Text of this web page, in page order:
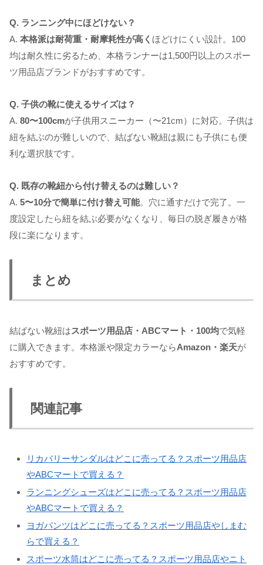
Q. ランニング中にほどけない？
A. 本格派は耐荷重・耐摩耗性が高く ほどけにくい設計。100
均は耐久性に劣るため、本格ランナーは1,500円以上のスポー
ツ用品店ブランドがおすすめです。
Q. 子供の靴に使えるサイズは？
A. 80〜100cmが子供用スニーカー（〜21cm）に対応。子供は
紐を結ぶのが難しいので、結ばない靴紐は親にも子供にも便
利な選択肢です。
Q. 既存の靴紐から付け替えるのは難しい？
A. 5〜10分で簡単に付け替え可能。穴に通すだけで完了。一
度設定したら紐を結ぶ必要がなくなり、毎日の脱ぎ履きが格
段に楽になります。
まとめ
結ばない靴紐はスポーツ用品店・ABCマート・100均で気軽
に購入できます。本格派や限定カラーならAmazon・楽天が
おすすめです。
関連記事
リカバリーサンダルはどこに売ってる？スポーツ用品店
やABCマートで買える？
ランニングシューズはどこに売ってる？スポーツ用品店
やABCマートで買える？
ヨガパンツはどこに売ってる？スポーツ用品店やしまむ
らで買える？
スポーツ水筒はどこに売ってる？スポーツ用品店やニト